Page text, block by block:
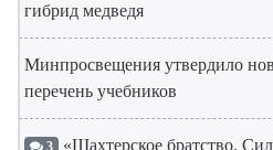
гибрид медведя
Минпросвещения утвердило
перечень учебников
«Шахтерское братство.